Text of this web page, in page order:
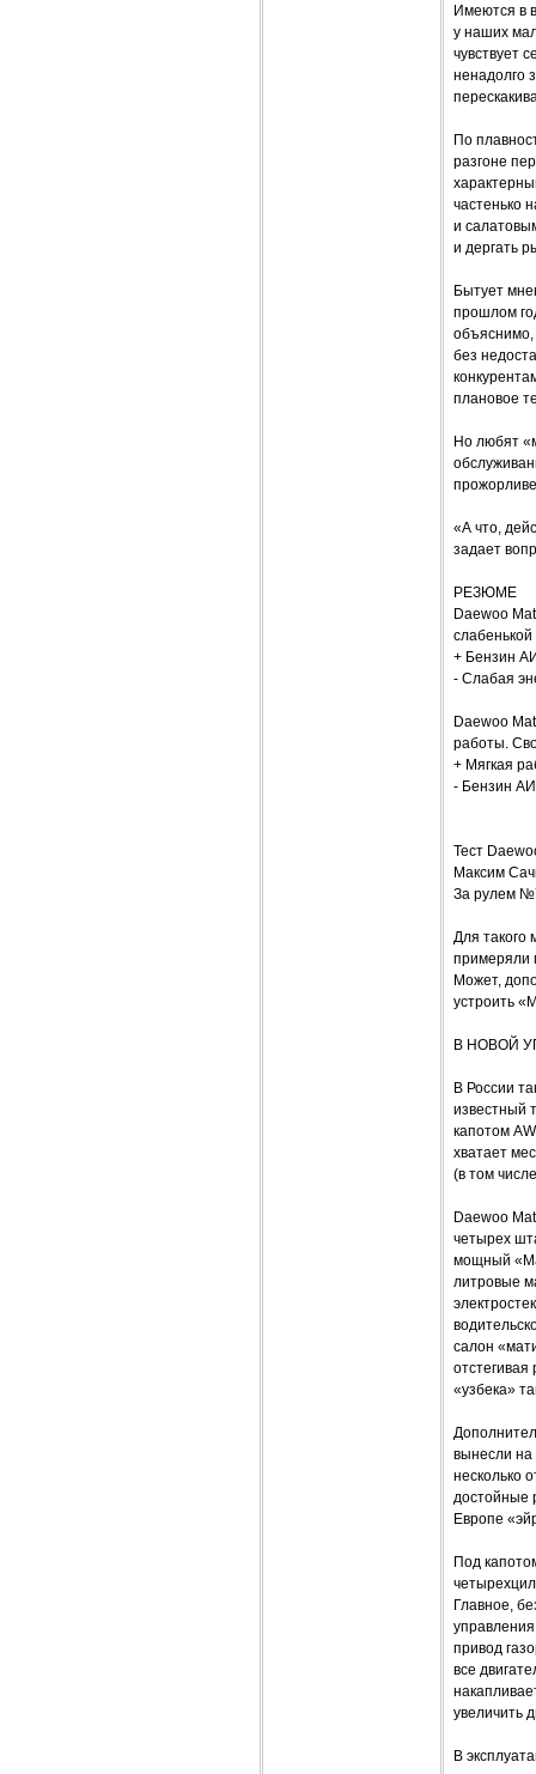
Имеются в
у наших
чувствует
ненадолго
По
разгоне
частенько
и
и дергать
Бытует
прошлом
объяснимо,
без
плановое
Но любят
«А что,
задает
РЕЗЮМЕ
Daewoo
+ Бензин
- Слабая
Daewoo
работы.
+ Мягкая
- Бензин
Тест
Максим
За рулем
Для такого
примеряли
Может,
устроить
В НОВОЙ
В России
известный
капотом
хватает
(в том
Daewoo
четырех
мощный
литровые
салон
«узбека»
вынесли на
несколько
достойные
Европе
Под
Главное,
привод
все
увеличить
В